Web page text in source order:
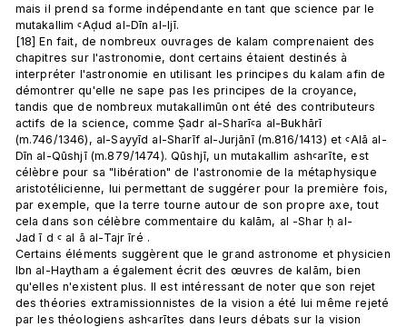
mais il prend sa forme indépendante en tant que science par le
mutakallim ꜥAḍud al-Dīn al-Ijī.
[18] En fait, de nombreux ouvrages de kalam comprenaient des
chapitres sur l'astronomie, dont certains étaient destinés à
interpréter l'astronomie en utilisant les principes du kalam afin de
démontrer qu'elle ne sape pas les principes de la croyance,
tandis que de nombreux mutakallimūn ont été des contributeurs
actifs de la science, comme Ṣadr al-Sharīꜥa al-Bukhārī
(m.746/1346), al-Sayyīd al-Sharīf al-Jurjānī (m.816/1413) et ꜥAlā al-
Dīn al-Qūshjī (m.879/1474). Qūshjī, un mutakallim ashꜥarīte, est
célèbre pour sa "libération" de l'astronomie de la métaphysique
aristotélicienne, lui permettant de suggérer pour la première fois,
par exemple, que la terre tourne autour de son propre axe, tout
cela dans son célèbre commentaire du kalām, al -Shar ḥ al-
Jad ī d ꜥ al ā al-Tajr īré .
Certains éléments suggèrent que le grand astronome et physicien
Ibn al-Haytham a également écrit des œuvres de kalām, bien
qu'elles n'existent plus. Il est intéressant de noter que son rejet
des théories extramissionnistes de la vision a été lui même rejeté
par les théologiens ashꜥarītes dans leurs débats sur la vision